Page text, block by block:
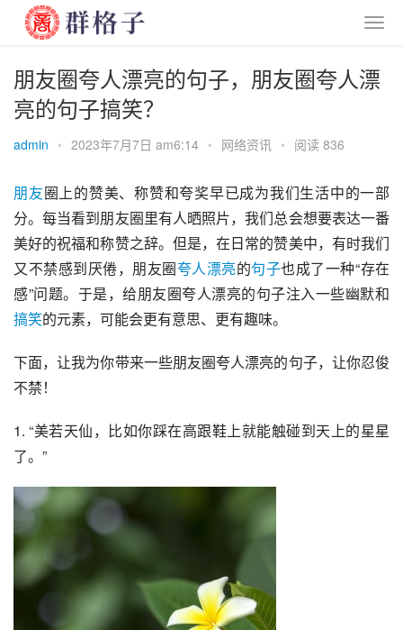
朋友圈夸人漂亮的句子，朋友圈夸人漂
亮的句子搞笑？
admin • 2023年7月7日 am6:14 • 网络资讯 • 阅读 836
朋友圈上的赞美、称赞和夸奖早已成为我们生活中的一部
分。每当看到朋友圈里有人晒照片，我们总会想要表达一番
美好的祝福和称赞之辞。但是，在日常的赞美中，有时我们
又不禁感到厌倦，朋友圈夸人漂亮的句子也成了一种“存在
感”问题。于是，给朋友圈夸人漂亮的句子注入一些幽默和
搞笑的元素，可能会更有意思、更有趣味。
下面，让我为你带来一些朋友圈夸人漂亮的句子，让你忍俊
不禁！
1. “美若天仙，比如你踩在高跟鞋上就能触碰到天上的星星
了。”